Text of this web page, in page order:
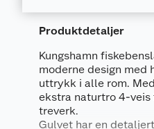
Produktdetaljer
Kungshamn
moderne design
uttrykk i alle rom.
ekstra naturtro 4-veis
treverk.
Gulvet har en